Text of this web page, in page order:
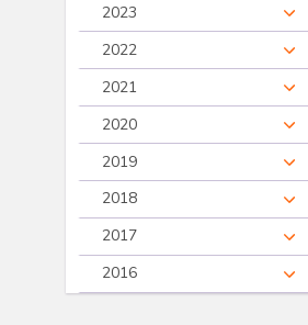
2023
2022
2021
2020
2019
2018
2017
2016